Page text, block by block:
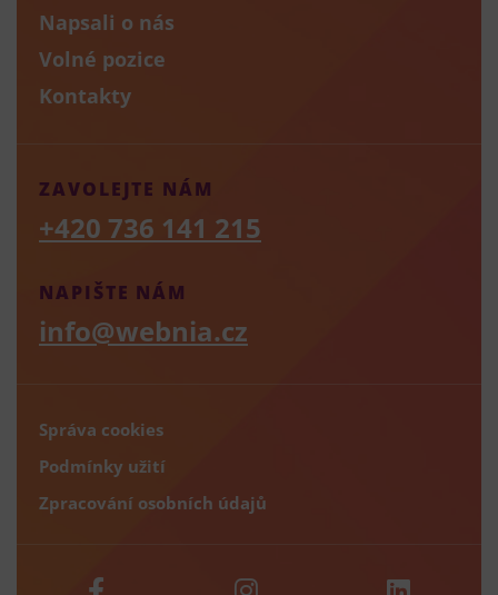
Napsali o nás
Volné pozice
Kontakty
NAPIŠTE NÁM
info@webnia.cz
ZAVOLEJTE NÁM
+420 736 141 215
Správa cookies
Podmínky užití
Zpracování osobních údajů